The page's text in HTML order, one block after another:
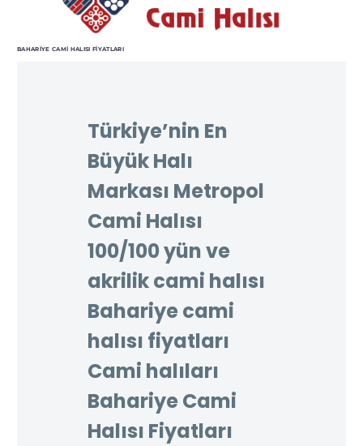
BAHARIYE CAMI HALISI FIYATLARI
Türkiye’nin En
Büyük Halı
Markası Metropol
Cami Halısı
100/100 yün ve
akrilik cami halısı
Bahariye cami
halısı fiyatları
Cami halıları
Bahariye Cami
Halısı Fiyatları